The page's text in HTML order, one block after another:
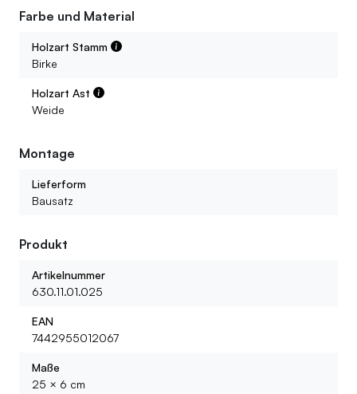
Farbe und Material
Holzart Stamm
Birke
Holzart Ast
Weide
Montage
Lieferform
Bausatz
Produkt
Artikelnummer
630.11.01.025
EAN
7442955012067
Maße
25 × 6 cm